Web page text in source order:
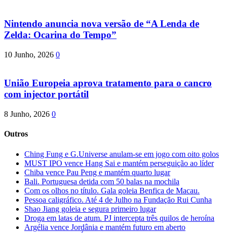
Nintendo anuncia nova versão de “A Lenda de
Zelda: Ocarina do Tempo”
10 Junho, 2026 0
União Europeia aprova tratamento para o cancro
com injector portátil
8 Junho, 2026 0
Outros
Ching Fung e G.Universe anulam-se em jogo com oito golos
MUST IPO vence Hang Sai e mantém perseguição ao líder
Chiba vence Pau Peng e mantém quarto lugar
Bali. Portuguesa detida com 50 balas na mochila
Com os olhos no título. Gala goleia Benfica de Macau.
Pessoa caligráfico. Até 4 de Julho na Fundação Rui Cunha
Shao Jiang goleia e segura primeiro lugar
Droga em latas de atum. PJ intercepta três quilos de heroína
Argélia vence Jordânia e mantém futuro em aberto